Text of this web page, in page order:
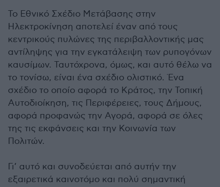
Το Εθνικό Σχέδιο Μετάβασης στην
Ηλεκτροκίνηση αποτελεί έναν από τους
κεντρικούς πυλώνες της περιβαλλοντικής μας
αντίληψης για την εγκατάλειψη των ρυπογόνων
καυσίμων. Ταυτόχρονα, όμως, και αυτό θέλω να
το τονίσω, είναι ένα σχέδιο ολιστικό. Ένα
σχέδιο το οποίο αφορά το Κράτος, την Τοπική
Αυτοδιοίκηση, τις Περιφέρειες, τους Δήμους,
αφορά προφανώς την Αγορά, αφορά σε όλες
της τις εκφάνσεις και την Κοινωνία των
Πολιτών.
Γι’ αυτό και συνοδεύεται από αυτήν την
εξαιρετικά καινοτόμο και πολύ σημαντική